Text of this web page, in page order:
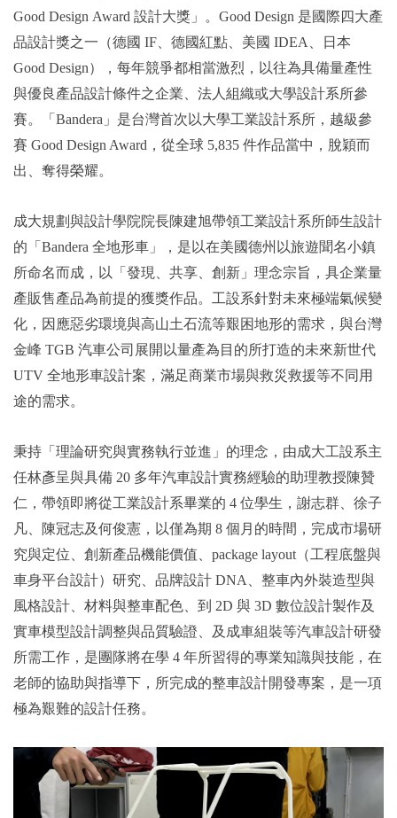
Good Design Award 設計大獎」。Good Design 是國際四大產
品設計獎之一（德國 IF、德國紅點、美國 IDEA、日本
Good Design），每年競爭都相當激烈，以往為具備量產性
與優良產品設計條件之企業、法人組織或大學設計系所參
賽。「Bandera」是台灣首次以大學工業設計系所，越級參
賽 Good Design Award，從全球 5,835 件作品當中，脫穎而
出、奪得榮耀。
成大規劃與設計學院院長陳建旭帶領工業設計系所師生設計
的「Bandera 全地形車」，是以在美國德州以旅遊聞名小鎮
所命名而成，以「發現、共享、創新」理念宗旨，具企業量
產販售產品為前提的獲獎作品。工設系針對未來極端氣候變
化，因應惡劣環境與高山土石流等艱困地形的需求，與台灣
金峰 TGB 汽車公司展開以量產為目的所打造的未來新世代
UTV 全地形車設計案，滿足商業市場與救災救援等不同用
途的需求。
秉持「理論研究與實務執行並進」的理念，由成大工設系主
任林彥呈與具備 20 多年汽車設計實務經驗的助理教授陳贊
仁，帶領即將從工業設計系畢業的 4 位學生，謝志群、徐子
凡、陳冠志及何俊憲，以僅為期 8 個月的時間，完成市場研
究與定位、創新產品機能價值、package layout（工程底盤與
車身平台設計）研究、品牌設計 DNA、整車內外裝造型與
風格設計、材料與整車配色、到 2D 與 3D 數位設計製作及
實車模型設計調整與品質驗證、及成車組裝等汽車設計研發
所需工作，是團隊將在學 4 年所習得的專業知識與技能，在
老師的協助與指導下，所完成的整車設計開發專案，是一項
極為艱難的設計任務。